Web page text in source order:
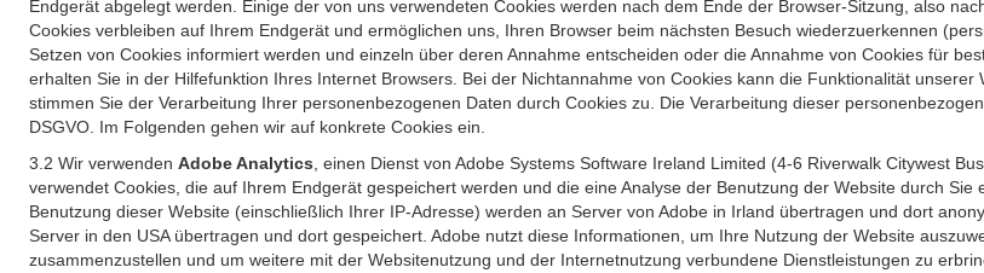
Endgerät abgelegt werden. Einige der von uns verwendeten Cookies werden nach dem Ende der Browser-Sitzung, also
Cookies verbleiben auf Ihrem Endgerät und ermöglichen uns, Ihren Browser beim nächsten Besuch wiederzuerkennen
Setzen von Cookies informiert werden und einzeln über deren Annahme entscheiden oder die Annahme von Cookies für
erhalten Sie in der Hilfefunktion Ihres Internet Browsers. Bei der Nichtannahme von Cookies kann die Funktionalität unserer
stimmen Sie der Verarbeitung Ihrer personenbezogenen Daten durch Cookies zu. Die Verarbeitung dieser
DSGVO. Im Folgenden gehen wir auf konkrete Cookies ein.
3.2 Wir verwenden Adobe Analytics , einen Dienst von Adobe Systems Software Ireland Limited (4-6 Riverwalk Citywest
verwendet Cookies, die auf Ihrem Endgerät gespeichert werden und die eine Analyse der Benutzung der Website durch
Benutzung dieser Website (einschließlich Ihrer IP-Adresse) werden an Server von Adobe in Irland übertragen und dort
Server in den USA übertragen und dort gespeichert. Adobe nutzt diese Informationen, um Ihre Nutzung der Website
zusammenzustellen und um weitere mit der Websitenutzung und der Internetnutzung verbundene Dienstleistungen zu